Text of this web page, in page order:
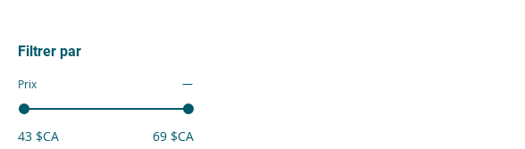
Filtrer par
Prix
43 $CA 69 $CA